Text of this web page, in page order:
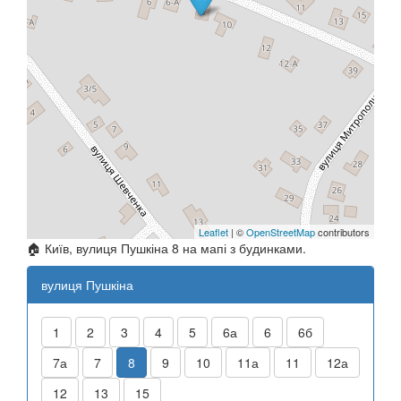
Leaflet | ©OpenStreetMapcontributors
🏠 Київ, вулиця Пушкіна 8 на мапі з будинками.
вулиця Пушкіна
1 2 3 4 5 6а 6
6б
7а
7 8 9 10 11а 11
12а
12
13 15